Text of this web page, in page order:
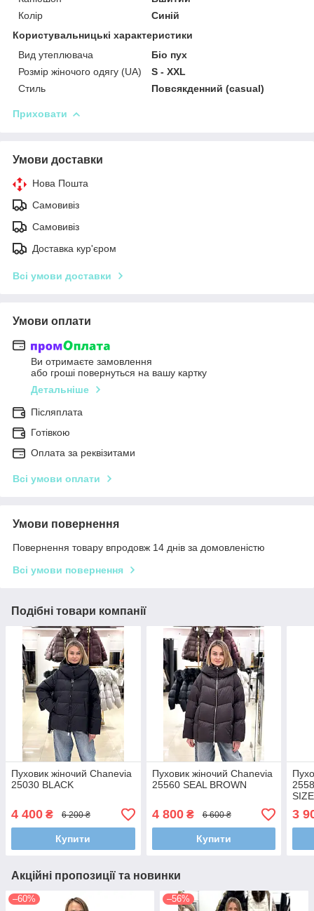
Колір
Синій
Користувальницькі характеристики
Вид утеплювача
Біо пух
Розмір жіночого одягу (UA)
S - XXL
Стиль
Повсякденний (casual)
Приховати
Умови доставки
Нова Пошта
Самовивіз
Самовивіз
Доставка кур'єром
Всі умови доставки
Умови оплати
Ви отримаєте замовлення
або гроші повернуться на вашу картку
Детальніше
Післяплата
Готівкою
Оплата за реквізитами
Всі умови оплати
Умови повернення
Повернення товару впродовж 14 днів за домовленістю
Всі умови повернення
Подібні товари компанії
Пуховик жіночий Chanevia
25030 BLACK
4 400 ₴ 6 200 ₴
Купити
Пуховик жіночий Chanevia
25560 SEAL BROWN
4 800₴ 6 600 ₴
Купити
3
Акційні пропозиції та новинки
–60% –56%